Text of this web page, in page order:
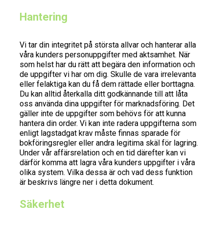
Hantering
Vi tar din integritet på största allvar och hanterar alla
våra kunders personuppgifter med aktsamhet. När
som helst har du rätt att begära den information och
de uppgifter vi har om dig. Skulle de vara irrelevanta
eller felaktiga kan du få dem rättade eller borttagna.
Du kan alltid återkalla ditt godkännande till att låta
oss använda dina uppgifter för marknadsföring. Det
gäller inte de uppgifter som behövs för att kunna
hantera din order. Vi kan inte radera uppgifterna som
enligt lagstadgat krav måste finnas sparade för
bokföringsregler eller andra legitima skäl för lagring.
Under vår affärsrelation och en tid därefter kan vi
därför komma att lagra våra kunders uppgifter i våra
olika system. Vilka dessa är och vad dess funktion
är beskrivs längre ner i detta dokument.
Säkerhet